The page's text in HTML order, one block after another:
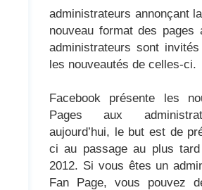
administrateurs annonçant
nouveau format des pages
administrateurs sont
les nouveautés de celles-ci.
Facebook présente les
Pages aux
aujourd’hui, le but est de
ci au passage au plus
2012. Si vous êtes un
Fan Page, vous pouvez